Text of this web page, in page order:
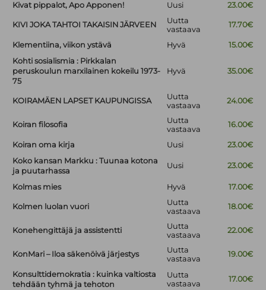
Kivat pippalot, Apo Apponen! Uusi 23.00€
KIVI JOKA TAHTOI TAKAISIN JÄRVEEN
Uutta
vastaava
17.70€
Klementiina, viikon ystävä Hyvä
15.00€
Kohti sosialismia : Pirkkalan
peruskoulun marxilainen kokeilu 1973-
75
Hyvä 35.00€
KOIRAMÄEN LAPSET KAUPUNGISSA
Uutta
vastaava
24.00€
Koiran filosofia
Uutta
vastaava
16.00€
Koiran oma kirja Uusi
23.00€
Koko kansan Markku : Tuunaa kotona
ja puutarhassa
Uusi 23.00€
Kolmas mies Hyvä 17.00€
Kolmen luolan vuori
Uutta
vastaava
18.00€
Konehengittäjä ja assistentti
Uutta
vastaava
22.00€
KonMari – Iloa säkenöivä järjestys
Uutta
vastaava
19.00€
Konsulttidemokratia : kuinka valtiosta
tehdään tyhmä ja tehoton
Uutta
vastaava
17.00€